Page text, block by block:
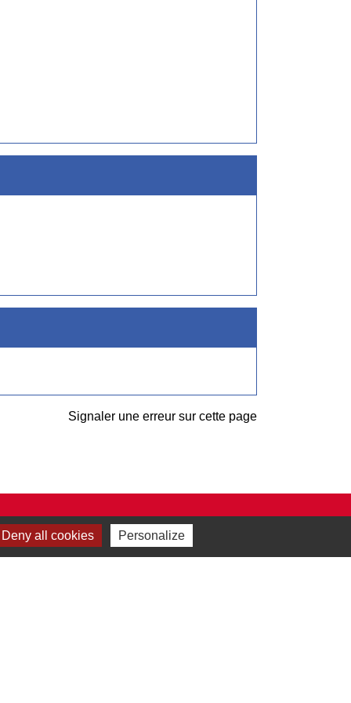
Signaler une erreur sur cette page
Deny all cookies Personalize